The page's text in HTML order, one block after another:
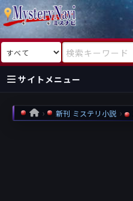
検索対象 検索キーワード
サイトメニュー
国内
作家
海外
作家
HOME 新刊 ミステリ小説